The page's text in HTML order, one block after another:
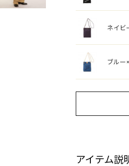
ネイビ
ブルー
アイテム説